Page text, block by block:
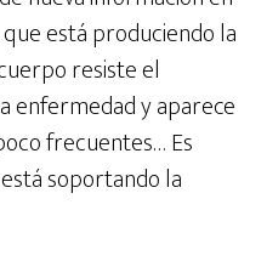
está produciendo la
resiste el
enfermedad y aparece
frecuentes… Es
soportando la